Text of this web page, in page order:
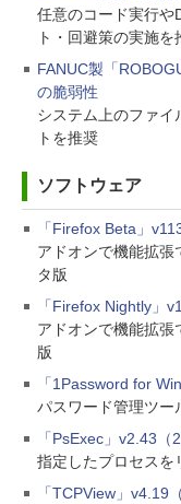
任意のコード実行や
ト・回避策の実施を
FANUC製「
の脆弱性
システム上のファイ
トを推奨
ソフトウェア
「Firefox Beta」
アドオンで機能拡
タ版
「Firefox Nightly」
アドオンで機能拡
版
「1Password for
パスワード管理ツー
「PsExec」v2.43（
指定したプロセスを
「TCPView」v4.19